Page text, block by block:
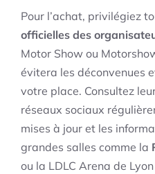
Pour l’achat, privilégiez
officielles des
Motor Show ou
évitera les déconvenues
votre place. Consultez
réseaux sociaux
mises à jour et les
grandes salles comme la
ou la LDLC Arena de